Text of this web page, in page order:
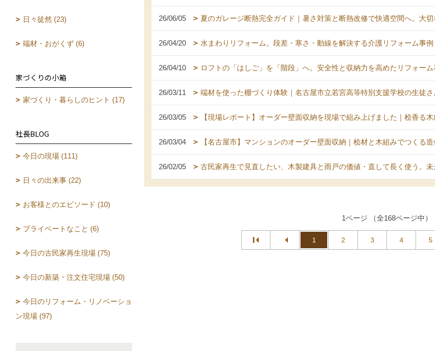
26/06/05 夏のガレージ断熱完全ガイド｜暑さ対策と断熱改修で快適空間へ。大
26/04/20 水まわりリフォーム。段差・寒さ・動線を解決する介護リフォーム事例
26/04/10 ロフトの「はしご」を「階段」へ。安全性と収納力を高めたリフォー
26/03/11 端材を使った棚づくり体験｜名古屋市立若宮高等特別支援学校の生徒
26/03/05 【現場レポート】オーダー壁面収納を現場で組み上げました｜桧香る
26/03/04 【名古屋市】マンションのオーダー壁面収納｜桧材と木組みでつくる
26/02/05 古民家再生で見直したい、木製建具と雨戸の価値・直して長く使う。
1ページ （全168ページ中）
1 2 3 4 5
日々徒然 (23)
端材・おがくず (6)
家づくりの小箱
家づくり・暮らしのヒント (17)
社長BLOG
今日の現場 (111)
日々の出来事 (22)
お客様とのエピソード (10)
プライベートなこと (6)
今日の古民家再生現場 (75)
今日の新築・注文住宅現場 (50)
今日のリフォーム・リノベーショ
ン現場 (97)